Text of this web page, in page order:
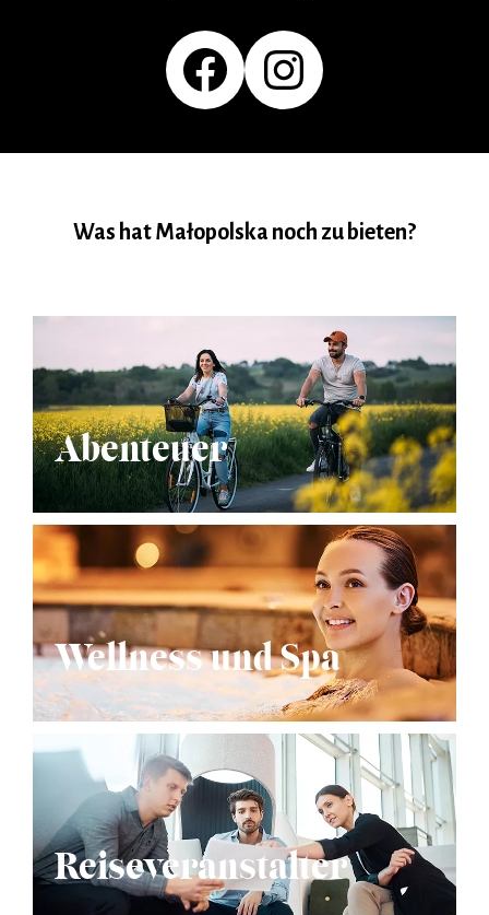
Facebook Instagram
Was hat Małopolska noch zu bieten?
Abenteuer
Wellness und Spa
Reiseveranstalter